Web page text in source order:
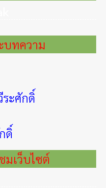
บทความ
ะศักดิ์
ดิ์
มเว็บไซต์